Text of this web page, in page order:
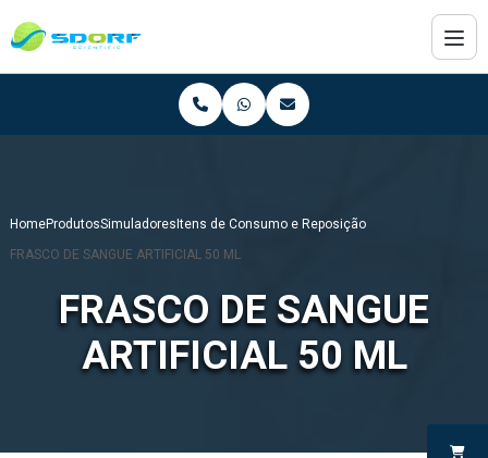
HomeProdutosSimuladores Itens de Consumo e Reposição
FRASCO DE SANGUE ARTIFICIAL 50 ML
FRASCO DE SANGUE
ARTIFICIAL 50 ML